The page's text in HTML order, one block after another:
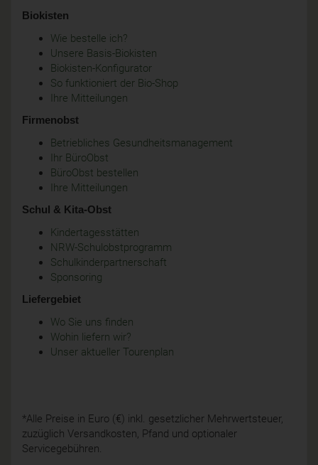
Biokisten
Wie bestelle ich?
Unsere Basis-Biokisten
Biokisten-Konfigurator
So funktioniert der Bio-Shop
Ihre Mitteilungen
Firmenobst
Betriebliches Gesundheitsmanagement
Ihr BüroObst
BüroObst bestellen
Ihre Mitteilungen
Schul & Kita-Obst
Kindertagesstätten
NRW-Schulobstprogramm
Schulkinderpartnerschaft
Sponsoring
Liefergebiet
Wo Sie uns finden
Wohin liefern wir?
Unser aktueller Tourenplan
*Alle Preise in Euro (€) inkl. gesetzlicher Mehrwertsteuer,
zuzüglich Versandkosten, Pfand und optionaler
Servicegebühren.